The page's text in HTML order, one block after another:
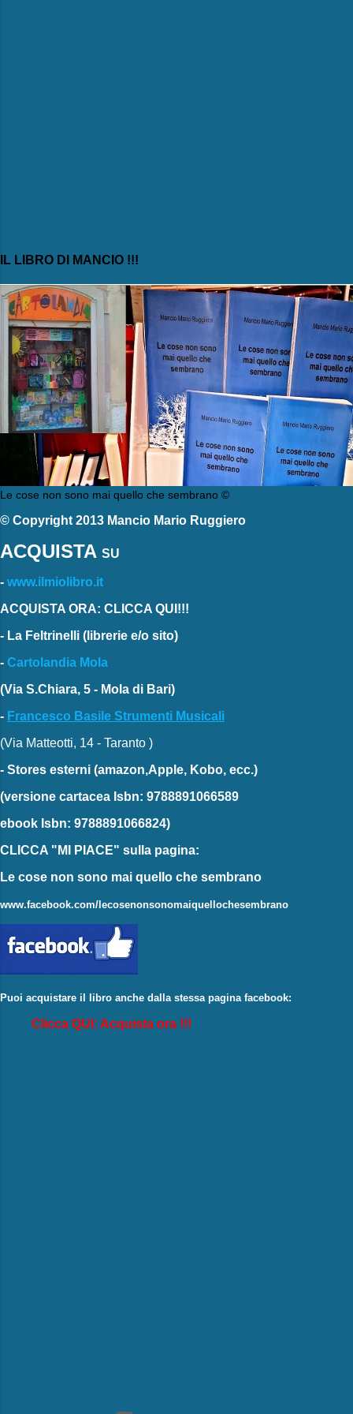
IL LIBRO DI MANCIO !!!
Le cose non sono mai quello che sembrano ©
© Copyright 2013 Mancio Mario Ruggiero
ACQUISTA SU
- www.ilmiolibro.it
ACQUISTA ORA: CLICCA QUI!!!
- La Feltrinelli (librerie e/o sito)
- Cartolandia Mola
(Via S.Chiara, 5 - Mola di Bari)
- Francesco Basile Strumenti Musicali
(Via Matteotti, 14 - Taranto )
- Stores esterni (amazon,Apple, Kobo, ecc.)
(versione cartacea Isbn: 9788891066589
ebook Isbn: 9788891066824)
CLICCA "MI PIACE" sulla pagina:
Le cose non sono mai quello che sembrano
www.facebook.com/lecosenonsonomaiquellochesembrano
Puoi acquistare il libro anche dalla stessa pagina facebook:
Clicca QUI: Acquista ora !!!